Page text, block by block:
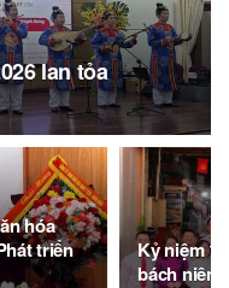
lan tỏa
hóa
triển
Kỷ niệm
bách niên